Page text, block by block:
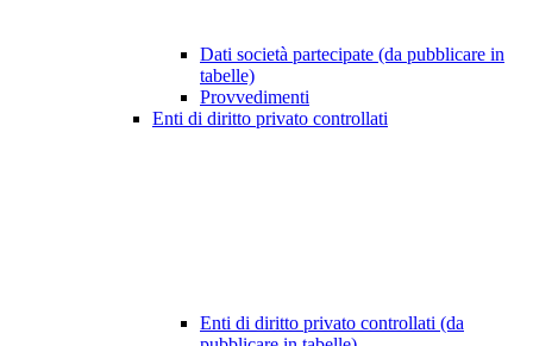
Dati società partecipate (da pubblicare in
tabelle)
Provvedimenti
Enti di diritto privato controllati
Enti di diritto privato controllati (da